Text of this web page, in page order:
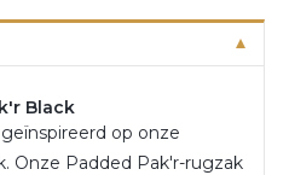
Black
op onze
Onze Padded Pak'r-rugzak